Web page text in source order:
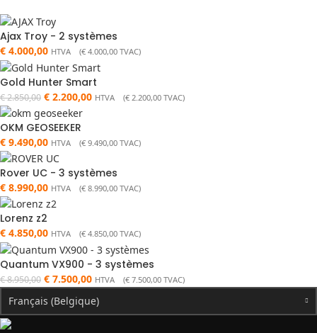
Ajax Troy - 2 systèmes
€ 4.000,00 HTVA (€ 4.000,00 TVAC)
Gold Hunter Smart
€2.850,00 € 2.200,00 HTVA (€ 2.200,00 TVAC)
OKM GEOSEEKER
€ 9.490,00 HTVA (€ 9.490,00 TVAC)
Rover UC - 3 systèmes
€ 8.990,00 HTVA (€ 8.990,00 TVAC)
Lorenz z2
€ 4.850,00 HTVA (€ 4.850,00 TVAC)
Quantum VX900 - 3 systèmes
€8.950,00 € 7.500,00 HTVA (€ 7.500,00 TVAC)
Français (Belgique)